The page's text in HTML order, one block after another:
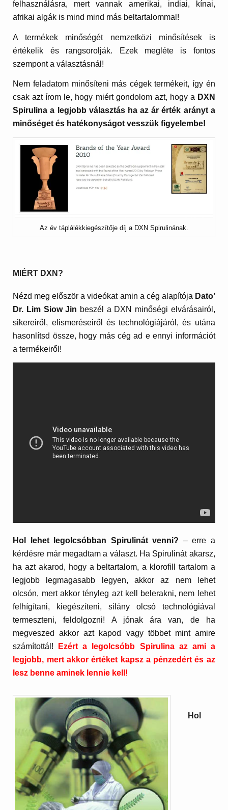
felhasználásra, mert vannak amerikai, indiai, kínai,
afrikai algák is mind mind más beltartalommal!
A termékek minőségét nemzetközi minősítések is
értékelik és rangsorolják. Ezek megléte is fontos
szempont a választásnál!
Nem feladatom minősíteni más cégek termékeit, így én
csak azt írom le, hogy miért gondolom azt, hogy a DXN
Spirulina a legjobb választás ha az ár érték arányt a
minőséget és hatékonyságot vesszük figyelembe!
Az év táplálékkiegészítője díj a DXN Spirulinának.
MIÉRT DXN?
Nézd meg először a videókat amin a cég alapítója Dato’
Dr. Lim Siow Jin beszél a DXN minőségi elvárásairól,
sikereiről, elismeréseiről és technológiájáról, és utána
hasonlítsd össze, hogy más cég ad e ennyi információt
a termékeiről!
Hol lehet legolcsóbban Spirulinát venni? – erre a
kérdésre már megadtam a választ. Ha Spirulinát akarsz,
ha azt akarod, hogy a beltartalom, a klorofill tartalom a
legjobb legmagasabb legyen, akkor az nem lehet
olcsón, mert akkor tényleg azt kell belerakni, nem lehet
felhígítani, kiegészíteni, silány olcsó technológiával
termeszteni, feldolgozni! A jónak ára van, de ha
megveszed akkor azt kapod vagy többet mint amire
számítottál!
Ezért a legolcsóbb Spirulina az ami a
legjobb, mert akkor értéket kapsz a pénzedért és az
lesz benne aminek lennie kell!
Hol